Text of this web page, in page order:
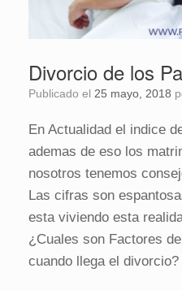
Divorcio de los
Publicado el 25 mayo, 2018
En Actualidad el indice
ademas de eso los
nosotros tenemos
Las cifras son
esta viviendo esta
¿Cuales son Factores
cuando llega el divorcio?